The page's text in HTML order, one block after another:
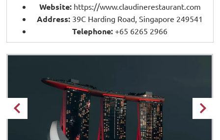
Website:https://www.claudinerestaurant.com
Address: 39C Harding Road, Singapore 249541
Telephone: +65 6265 2966